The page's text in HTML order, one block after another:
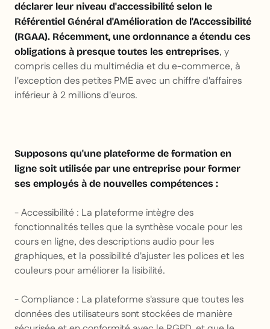
déclarer leur niveau d'accessibilité selon le
Référentiel Général d'Amélioration de l'Accessibilité
(RGAA). Récemment, une ordonnance a étendu ces
obligations à presque toutes les entreprises, y
compris celles du multimédia et du e-commerce, à
l'exception des petites PME avec un chiffre d'affaires
inférieur à 2 millions d'euros.
Supposons qu'une plateforme de formation en
ligne soit utilisée par une entreprise pour former
ses employés à de nouvelles compétences :
- Accessibilité : La plateforme intègre des
fonctionnalités telles que la synthèse vocale pour les
cours en ligne, des descriptions audio pour les
graphiques, et la possibilité d'ajuster les polices et les
couleurs pour améliorer la lisibilité.
- Compliance : La plateforme s'assure que toutes les
données des utilisateurs sont stockées de manière